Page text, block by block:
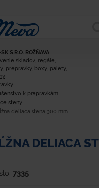
S.R.O. ROŽŇAVA
skladov, regále,
prepravky, boxy, palety,
k prepravkám
steny
deliaca stena 300 mm
DELIACA
7335